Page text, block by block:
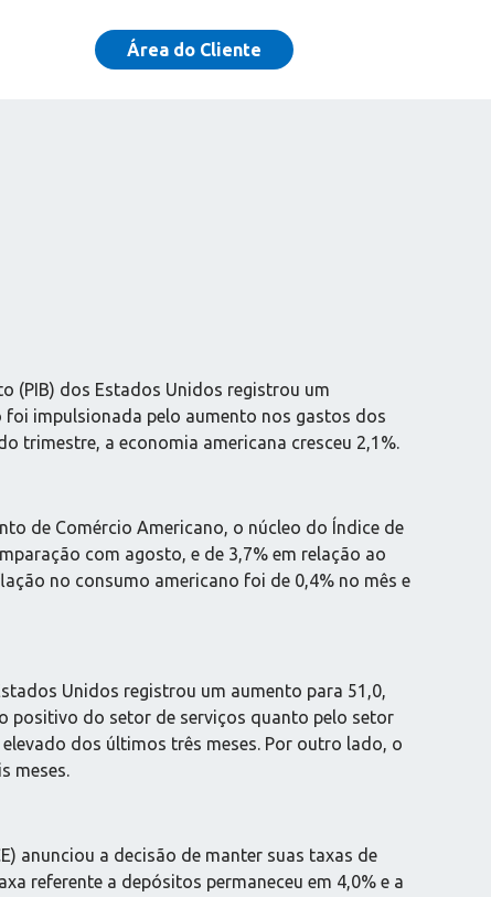
Área do Cliente
(PIB) dos Estados Unidos registrou um
foi impulsionada pelo aumento nos gastos dos
trimestre, a economia americana cresceu 2,1%.
de Comércio Americano, o núcleo do Índice de
com agosto, e de 3,7% em relação ao
no consumo americano foi de 0,4% no mês e
Unidos registrou um aumento para 51,0,
positivo do setor de serviços quanto pelo setor
dos últimos três meses. Por outro lado, o
meses.
anunciou a decisão de manter suas taxas de
referente a depósitos permaneceu em 4,0% e a